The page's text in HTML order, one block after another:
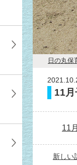
日の丸保
11月
11
新しい